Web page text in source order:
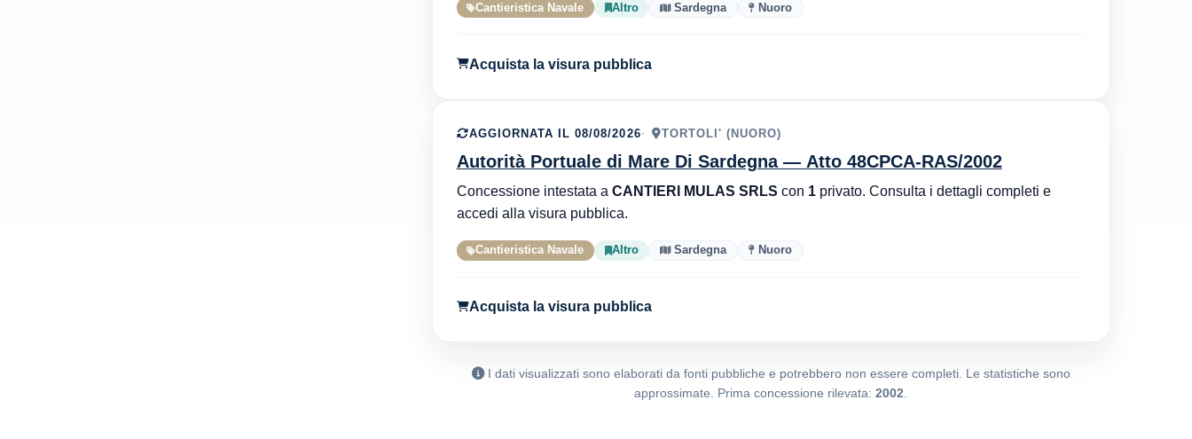
Cantieristica Navale Altro Sardegna Nuoro
Acquista la visura pubblica
AGGIORNATA IL 08/08/2026 TORTOLI' (NUORO)
Autorità Portuale di Mare Di Sardegna — Atto 48CPCA-RAS/2002
Concessione intestata a CANTIERI MULAS SRLS con 1privato. Consulta i dettagli completi e
accedi alla visura pubblica.
Cantieristica Navale Altro Sardegna Nuoro
Acquista la visura pubblica
I dati visualizzati sono elaborati da fonti pubbliche e potrebbero non essere completi. Le statistiche sono
approssimate. Prima concessione rilevata:2002.